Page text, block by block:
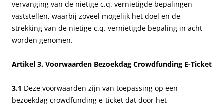
vervanging van de nietige c.q. vernietigde bepalingen
vaststellen, waarbij zoveel mogelijk het doel en de
strekking van de nietige c.q. vernietigde bepaling in acht
worden genomen.
Artikel 3. Voorwaarden Bezoekdag Crowdfunding E-Ticket
3.1 Deze voorwaarden zijn van toepassing op een
bezoekdag crowdfunding e-ticket dat door het